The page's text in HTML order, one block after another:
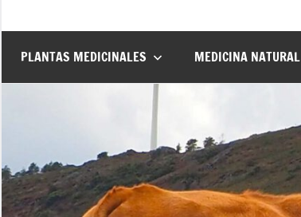
PLANTAS MEDICINALES MEDICINA NATURAL